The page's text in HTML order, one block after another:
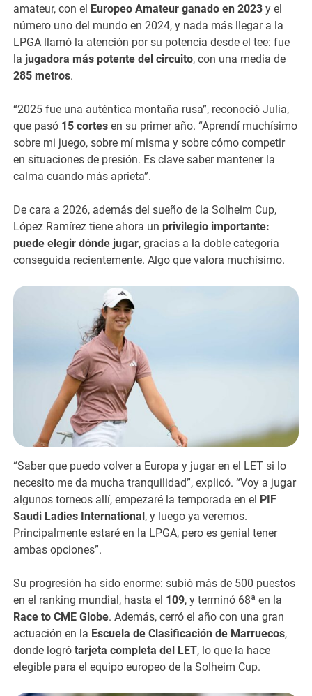
amateur, con el Europeo Amateur ganado en 2023 y el
número uno del mundo en 2024, y nada más llegar a la
LPGA llamó la atención por su potencia desde el tee: fue
la jugadora más potente del circuito, con una media de
285 metros.
“2025 fue una auténtica montaña rusa”, reconoció Julia,
que pasó 15 cortes en su primer año. “Aprendí muchísimo
sobre mi juego, sobre mí misma y sobre cómo competir
en situaciones de presión. Es clave saber mantener la
calma cuando más aprieta”.
De cara a 2026, además del sueño de la Solheim Cup,
López Ramírez tiene ahora unprivilegio importante:
puede elegir dónde jugar, gracias a la doble categoría
conseguida recientemente. Algo que valora muchísimo.
“Saber que puedo volver a Europa y jugar en el LET si lo
necesito me da mucha tranquilidad”, explicó. “Voy a jugar
algunos torneos allí, empezaré la temporada en el PIF
Saudi Ladies International, y luego ya veremos.
Principalmente estaré en la LPGA, pero es genial tener
ambas opciones”.
Su progresión ha sido enorme: subió más de 500 puestos
en el ranking mundial, hasta el 109, y terminó 68ª en la
Race to CME Globe. Además, cerró el año con una gran
actuación en la Escuela de Clasificación de Marruecos,
donde logrótarjeta completa del LET, lo que la hace
elegible para el equipo europeo de la Solheim Cup.